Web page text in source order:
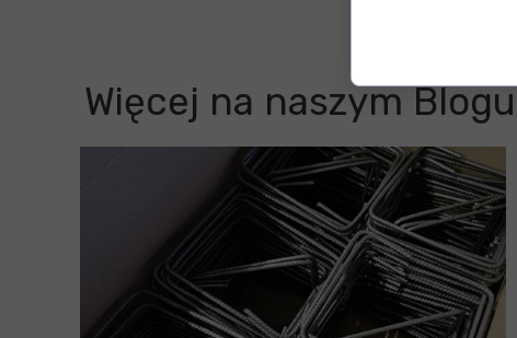
Więcej na naszym Blogu